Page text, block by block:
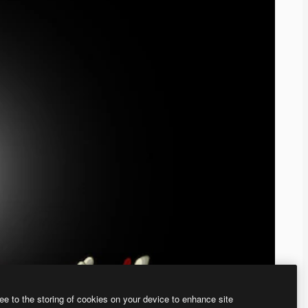
to the storing of cookies on your device to enhance site